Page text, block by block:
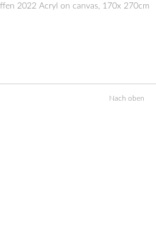
2022 Acryl on canvas, 170x 270cm
Nach oben